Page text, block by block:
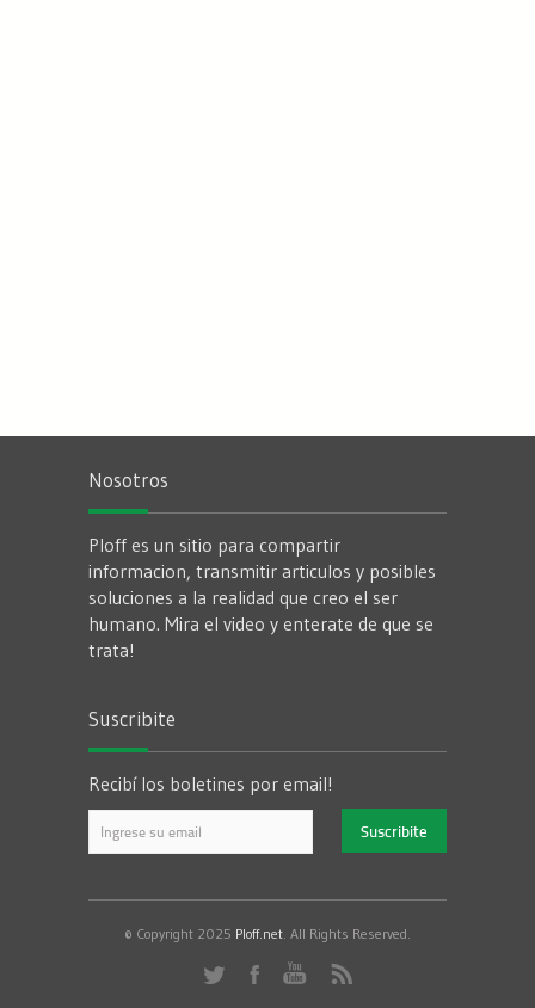
Nosotros
Ploff es un sitio para compartir
informacion, transmitir articulos y posibles
soluciones a la realidad que creo el ser
humano. Mira el video y enterate de que se
trata!
Suscribite
Recibí los boletines por email!
© Copyright 2025 Ploff.net . All Rights Reserved.